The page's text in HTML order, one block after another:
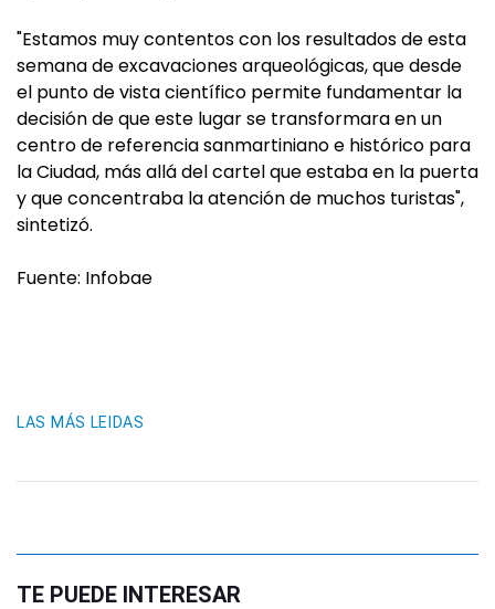
"Estamos muy contentos con los resultados de esta
semana de excavaciones arqueológicas, que desde
el punto de vista científico permite fundamentar la
decisión de que este lugar se transformara en un
centro de referencia sanmartiniano e histórico para
la Ciudad, más allá del cartel que estaba en la puerta
y que concentraba la atención de muchos turistas",
sintetizó.
Fuente: Infobae
LAS MÁS LEIDAS
TE PUEDE INTERESAR